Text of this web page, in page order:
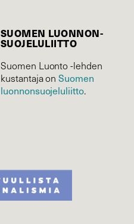
SUOMEN LUONNON­
SUOJELU­LIITTO
Suomen Luonto -lehden
kustantaja onSuomen
luonnonsuojelu­liitto.